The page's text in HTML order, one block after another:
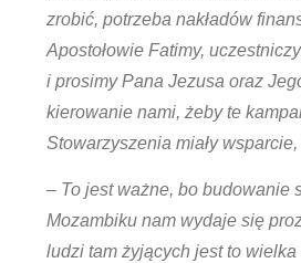
zrobić, potrzeba nakładów
Apostołowie Fatimy,
i prosimy Pana Jezusa oraz
kierowanie nami, żeby te
Stowarzyszenia miały
– To jest ważne, bo budowanie
Mozambiku nam wydaje się
ludzi tam żyjących jest to wielka